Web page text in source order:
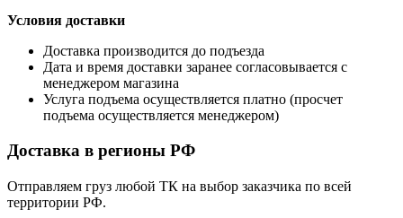
Условия доставки
Доставка производится до подъезда
Дата и время доставки заранее согласовывается с
менеджером магазина
Услуга подъема осуществляется платно (просчет
подъема осуществляется менеджером)
Доставка в регионы РФ
Отправляем груз любой ТК на выбор заказчика по всей
территории РФ.